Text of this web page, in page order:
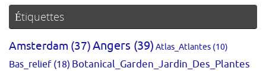
Étiquettes
Amsterdam (37)Angers (39) Atlas_Atlantes (10)
Bas_relief(18) Botanical_Garden_Jardin_Des_Plantes